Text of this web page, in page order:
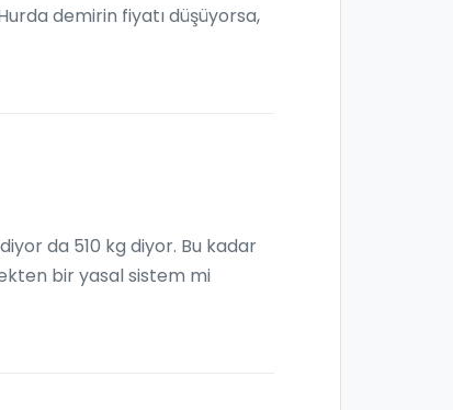
demirin fiyatı düşüyorsa,
da 510 kg diyor. Bu kadar
bir yasal sistem mi